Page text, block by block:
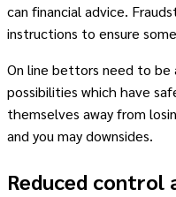
can financial advice.
instructions to ensure
On line bettors need to be
possibilities which have
themselves away from
and you may downsides.
Reduced control